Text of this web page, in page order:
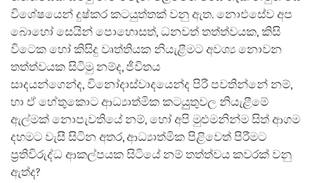
විශේෂයෙන් දුෂ්කර කටයුත්තක් වනු ඇත. නොඑසේව අප
බොහෝ සෙයින් පොහොසත්, ධනවත් තත්ත්වයක, කිසි
විටෙක හෝ කිසිදු වෘත්තියක නියැළීමට අවශ්‍ය නොවන
තත්ත්වයක සිටිමු නම්ද, ජීවිතය
සාදයන්ගෙන්ද, විනෝදාස්වාදයෙන්ද පිරී පවතින්නේ නම්,
හා ඒ හේතුකොට ආධ්‍යාත්මික කටයුුතුවල නියැළීමේ
ඇල්මක් නොපැවතියේ නම්, හෝ අපි මුළුමනින්ම සිත් ආගම
දහමට වැසී සිටින අතර, ආධ්‍යාත්මික පිළිවෙත් පිරීමට
ප්‍රතිවිරුද්ධ ආකල්පයක සිටියේ නම් තත්ත්වය කවරක් වනු
ඇත්ද?